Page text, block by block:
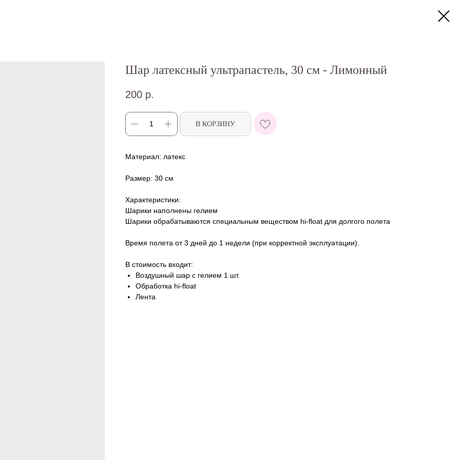
Шар латексный ультрапастель, 30 см - Лимонный
200 р.
В КОРЗИНУ
Материал: латекс
Размер: 30 см
Характеристики:
Шарики наполнены гелием
Шарики обрабатываются специальным веществом hi-float для долгого полета
Время полета от 3 дней до 1 недели (при корректной эксплуатации).
В стоимость входит:
Воздушный шар с гелием 1 шт.
Обработка hi-float
Лента